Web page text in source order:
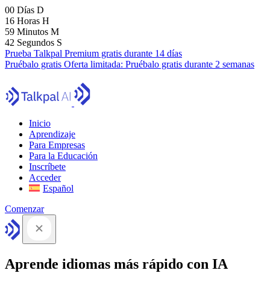
00 Días D
16 Horas H
59 Minutos M
41 Segundos S
Prueba Talkpal Premium gratis durante 14 días
Pruébalo gratis Oferta limitada: Pruébalo gratis durante 2 semanas
Inicio
Aprendizaje
Para Empresas
Para la Educación
Inscríbete
Acceder
Español
Comenzar
Aprende idiomas más rápido con IA